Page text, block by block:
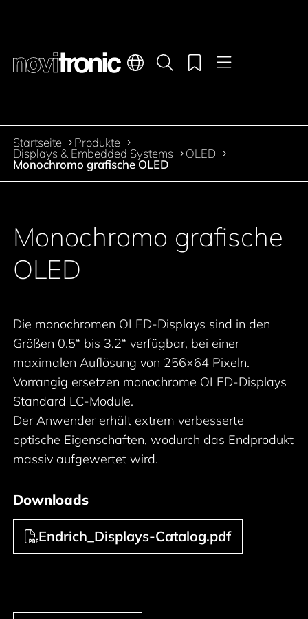
Zum Inhalt springen
Hauptnavigation
Sprachen Menü
Produktsuche
Merkliste
Pfadnavigation
Startseite Produkte
Displays & Embedded Systems OLED
Monochromo grafische OLED
Monochromo grafische
OLED
Die monochromen OLED-Displays sind in den
Größen 0.5“ bis 3.2“ verfügbar, bei einer
maximalen Auflösung von 256×64 Pixeln.
Vorrangig ersetzen monochrome OLED-Displays
Standard LC-Module.
Der Anwender erhält extrem verbesserte
optische Eigenschaften, wodurch das Endprodukt
massiv aufgewertet wird.
Downloads
Endrich_Displays-Catalog.pdf